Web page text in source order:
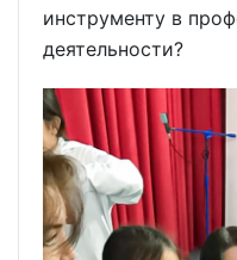
инструменту в
деятельности?